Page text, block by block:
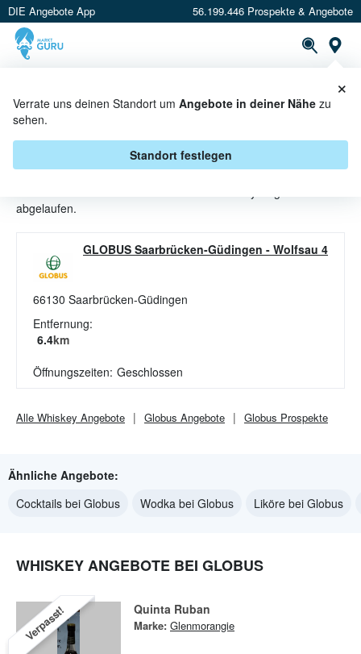
DIE Angebote App 56.199.446 Prospekte & Angebote
Verrate uns deinen Standort um Angebote in deiner Nähe zu
sehen.
Standort festlegen
×
WHISKEY ANGEBOTE &
AKTIONEN BEI GLOBUS
abgelaufen.
GLOBUS Saarbrücken-Güdingen - Wolfsau 4
66130 Saarbrücken-Güdingen
Entfernung:
6.4km
Öffnungszeiten: Geschlossen
Alle Whiskey Angebote Globus Angebote Globus Prospekte
Ähnliche Angebote:
Cocktails bei Globus
Wodka bei Globus Liköre bei Globus
WHISKEY ANGEBOTE BEI GLOBUS
Verpasst! Quinta Ruban
Marke: Glenmorangie